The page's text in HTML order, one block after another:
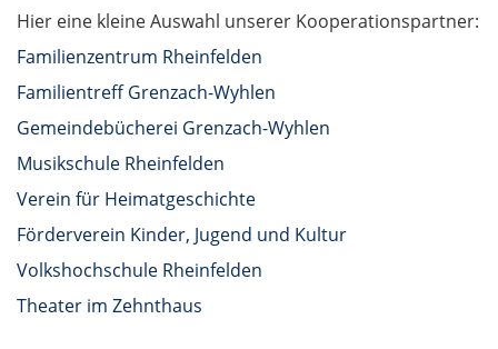
Hier eine kleine Auswahl unserer Kooperationspartner:
Familienzentrum Rheinfelden
Familientreff Grenzach-Wyhlen
Gemeindebücherei Grenzach-Wyhlen
Musikschule Rheinfelden
Verein für Heimatgeschichte
Förderverein Kinder, Jugend und Kultur
Volkshochschule Rheinfelden
Theater im Zehnthaus